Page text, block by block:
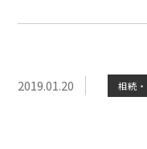
2019.01.20 相続